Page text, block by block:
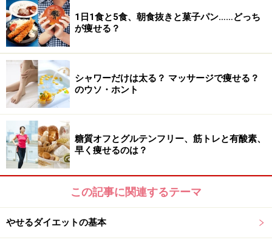
1日1食と5食、朝食抜きと菓子パン……どっち
が痩せる？
シャワーだけは太る？ マッサージで痩せる？
のウソ・ホント
糖質オフとグルテンフリー、筋トレと有酸素、
早く痩せるのは？
この記事に関連するテーマ
やせるダイエットの基本